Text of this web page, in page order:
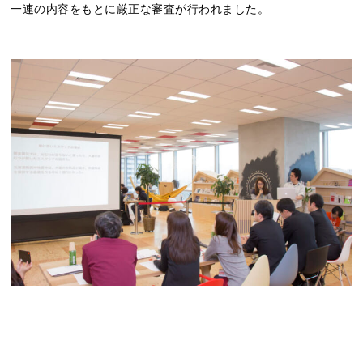
一連の内容をもとに厳正な審査が行われました。